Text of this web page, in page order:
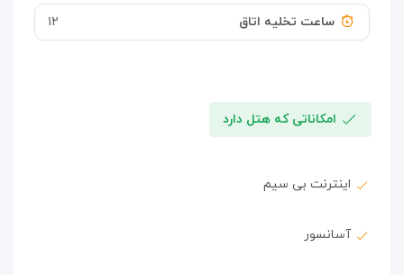
ساعت تخلیه اتاق ۱۲
امکاناتی که هتل دارد
اینترنت بی سیم
آسانسور